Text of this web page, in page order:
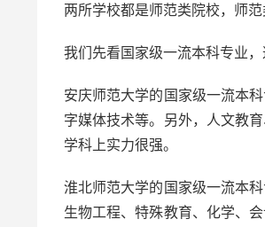
两所学校都是师范类院校，师
我们先看国家级一流本科专业，
安庆师范大学的国家级一流本
字媒体技术等。另外，人文教
学科上实力很强。
淮北师范大学的国家级一流本
生物工程、特殊教育、化学、